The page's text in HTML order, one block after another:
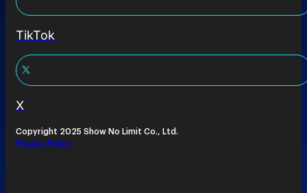
TikTok
X
Copyright 2025 Show No Limit Co., Ltd.
Privacy Policy